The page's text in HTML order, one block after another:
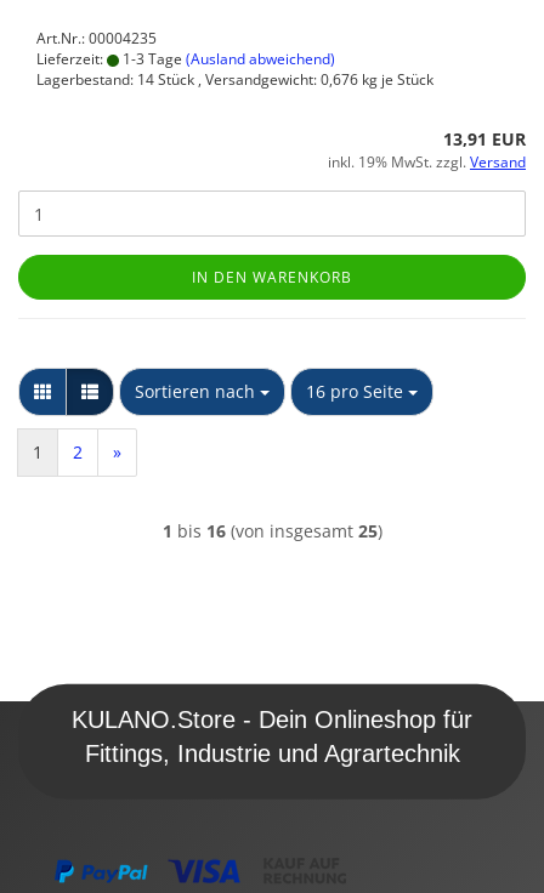
Art.Nr.: 00004235
Lieferzeit:
1-3 Tage (Ausland abweichend)
Lagerbestand: 14 Stück , Versandgewicht:0,676 kg je Stück
13,91 EUR
inkl. 19% MwSt. zzgl.Versand
IN DEN WARENKORB
Sortieren nach
Sortieren nach 16 pro Seite
pro Seite
1 2 »
1 bis 16(von insgesamt 25)
KULANO.Store - Dein Onlineshop für
Fittings, Industrie und Agrartechnik